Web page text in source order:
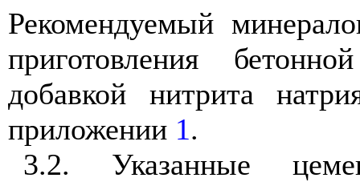
Рекомендуемый
приготовления
добавкой нитрита
приложении 1.
3.2. Указанные